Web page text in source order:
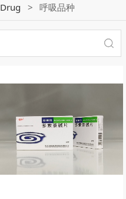
Drug > 呼吸品种